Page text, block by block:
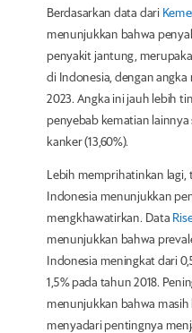
Berdasarkan data dari
menunjukkan bahwa
penyakit jantung,
di Indonesia, dengan angka
2023. Angka ini jauh lebih
penyebab kematian lainnya
kanker (13,60%).
Lebih memprihatinkan
Indonesia menunjukkan
mengkhawatirkan. Data
menunjukkan bahwa
Indonesia meningkat dari
1,5% pada tahun 2018.
menunjukkan bahwa
menyadari pentingnya